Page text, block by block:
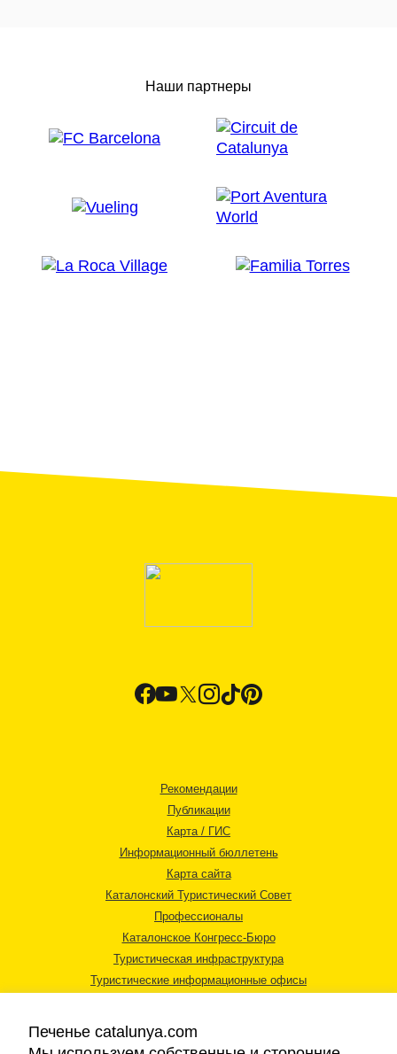
Наши партнеры
Рекомендации
Публикации
Карта / ГИС
Информационный бюллетень
Карта сайта
Каталонский Туристический Совет
Профессионалы
Каталонское Конгресс-Бюро
Туристическая инфраструктура
Туристические информационные офисы
Печенье catalunya.com